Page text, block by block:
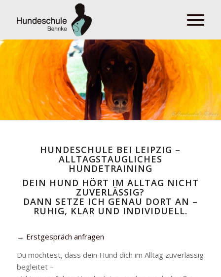
HUNDESCHULE BEI LEIPZIG –
ALLTAGSTAUGLICHES
HUNDETRAINING
DEIN HUND HÖRT IM ALLTAG NICHT
ZUVERLÄSSIG?
DANN SETZE ICH GENAU DORT AN –
RUHIG, KLAR UND INDIVIDUELL.
→ Erstgespräch anfragen
Du möchtest, dass dein Hund dich im Alltag zuverlässig
begleitet –